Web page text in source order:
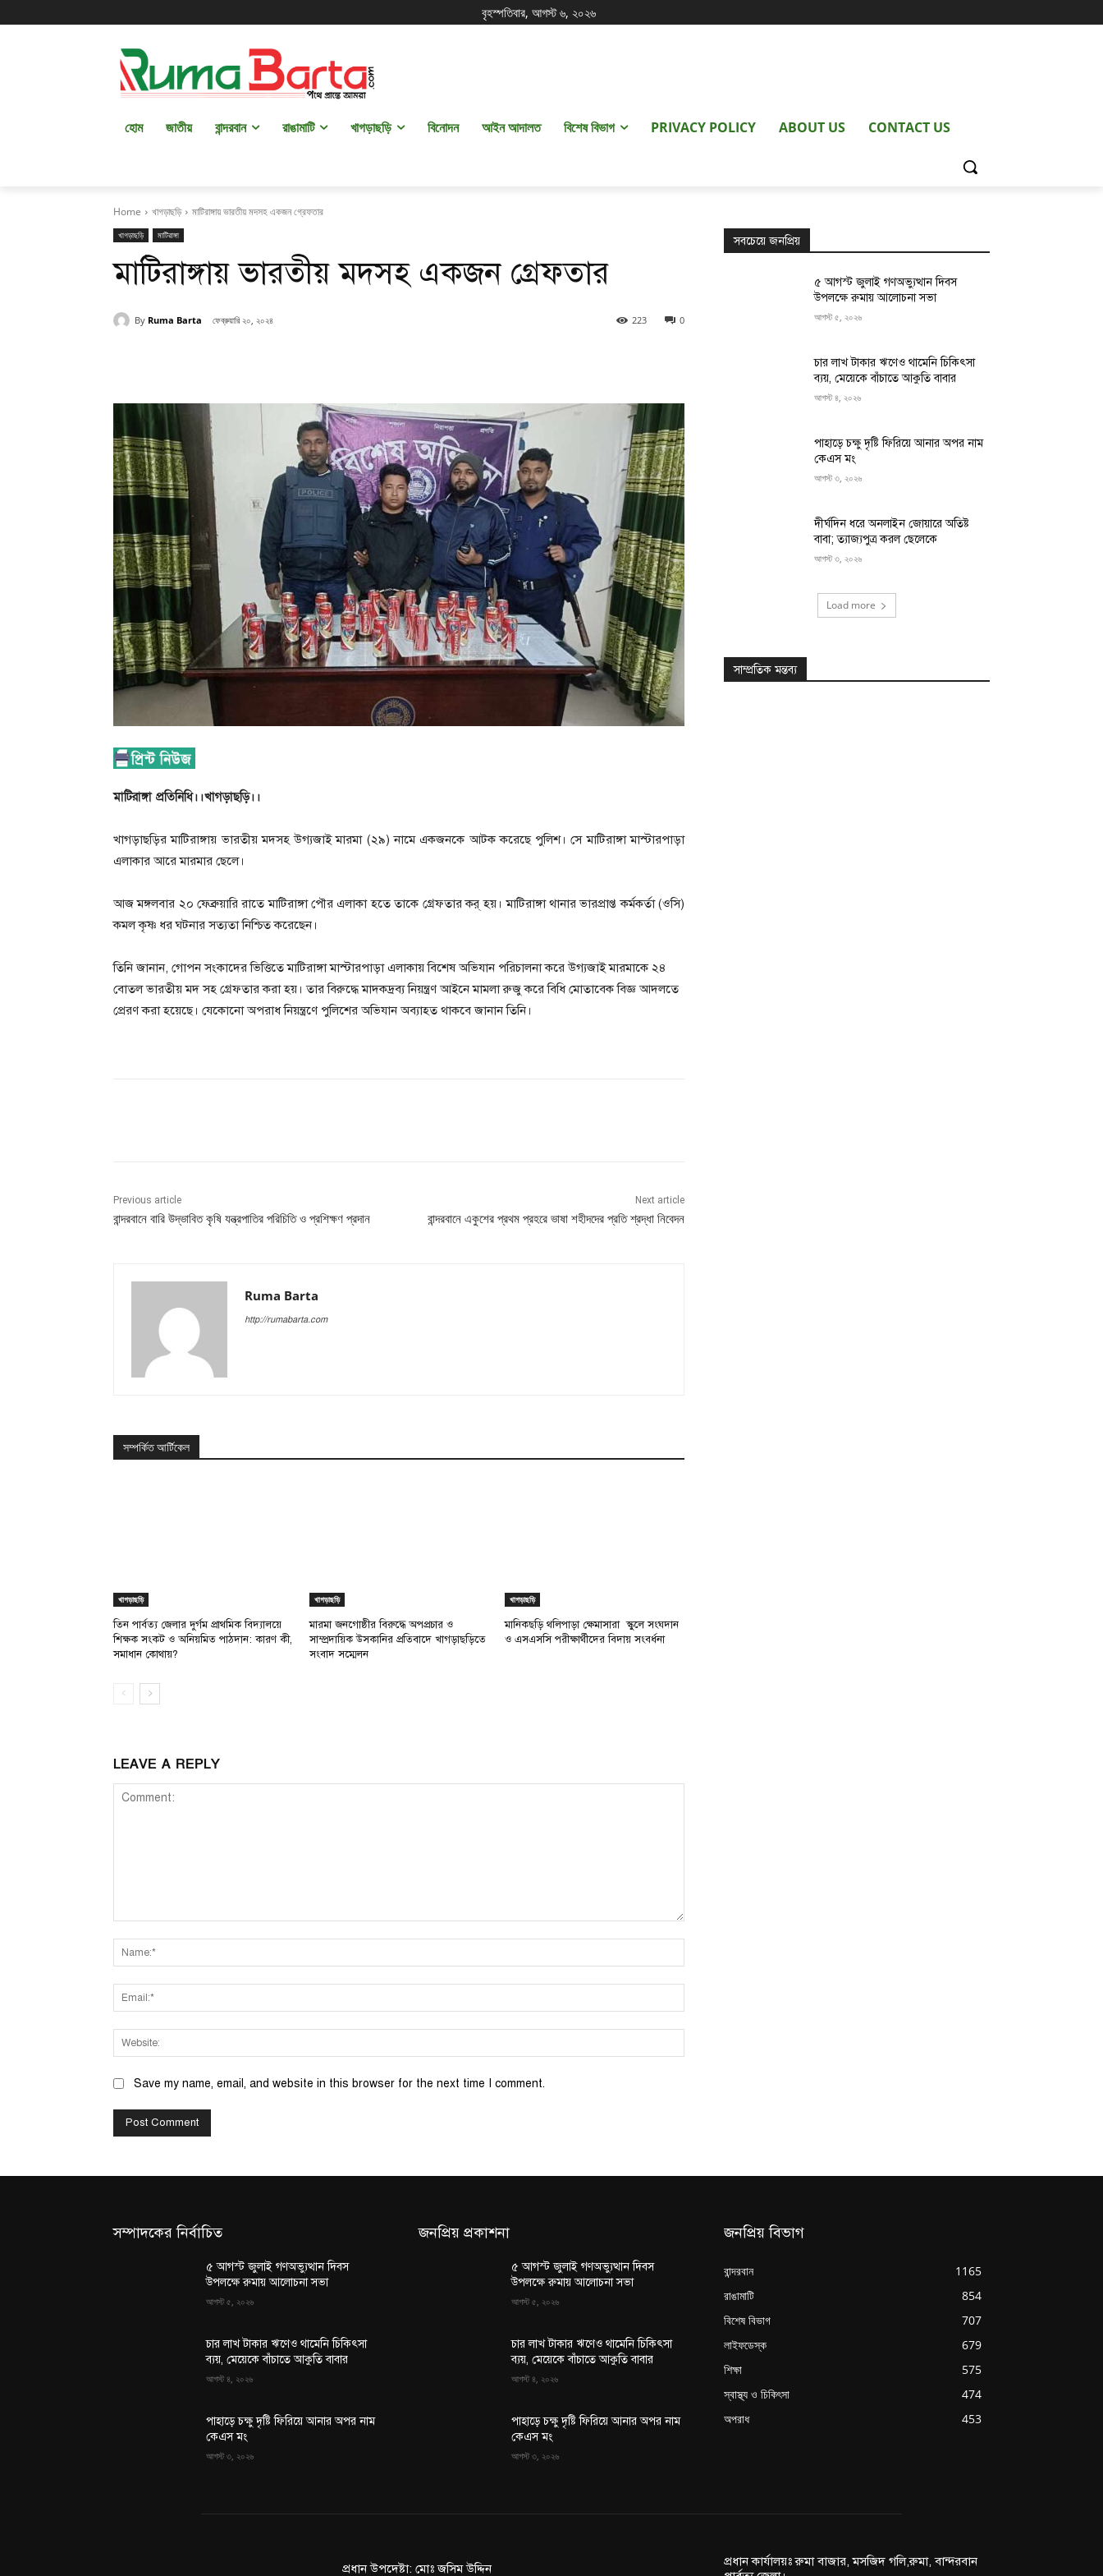
বৃহস্পতিবার, আগস্ট ৬, ২০২৬
হোম জাতীয় বান্দরবান রাঙামাটি খাগড়াছড়ি বিনোদন আইন আদালত বিশেষ বিভাগ PRIVACY POLICY ABOUT US CONTACT US
Home খাগড়াছড়ি মা‌টিরাঙ্গায় ভারতীয় মদসহ একজন গ্রেফতার
খাগড়াছড়ি মাটিরাঙ্গা
মা‌টিরাঙ্গায় ভারতীয় মদসহ একজন গ্রেফতার
By Ruma Barta ফেব্রুয়ারি ২০, ২০২৪ 0
223
মাটিরাঙ্গা প্রতিনিধি।।খাগড়াছড়ি।।
খাগড়াছড়ির মাটিরাঙ্গায় ভারতীয় মদসহ উগ্যজাই মারমা (২৯) নামে একজনকে আটক করেছে পুলিশ। সে মাটিরাঙ্গা মাস্টারপাড়া
এলাকার আরে মারমার ছেলে।
আজ মঙ্গলবার ২০ ফেব্রুয়ারি রাতে মাটিরাঙ্গা পৌর এলাকা হ‌তে তা‌কে গ্রেফতার কর্ হয়। মাটিরাঙ্গা থানার ভারপ্রাপ্ত কর্মকর্তা (ওসি)
কমল কৃষ্ণ ধর ঘটনার সত্যতা নি‌শ্চিত ক‌রেছেন।
তি‌নি জানান, গোপন সংকা‌দের ভি‌ত্তি‌তে মা‌টিরাঙ্গা মাস্টারপাড়া এলাকায় বি‌শেষ অ‌ভিযান প‌রিচালনা ক‌রে উগ্যজাই মারমাকে ২৪
বোতল ভারতীয় মদ সহ গ্রেফতার করা হয়। তার বিরু‌দ্ধে মাদকদ্রব্য নিয়ন্ত্রণ আই‌নে মামলা রুজু ক‌রে বি‌ধি মোতা‌বেক বিজ্ঞ আদল‌তে
প্রেরণ করা হ‌য়ে‌ছে। যেকোনো অপরাধ নিয়ন্ত্রণে পু‌লিশের অভিযান অব্যাহত থাকবে জানান তি‌নি।
Previous article
বান্দরবানে বারি উদ্ভাবিত কৃষি যন্ত্রপাতির পরিচিতি ও প্রশিক্ষণ প্রদান
Next article
বান্দরবানে একুশের প্রথম প্রহরে ভাষা শহীদদের প্রতি শ্রদ্ধা নিবেদন
Ruma Barta
http://rumabarta.com
সম্পর্কিত আর্টিকেল
খাগড়াছড়ি
তিন পার্বত্য জেলার দুর্গম প্রাথমিক বিদ্যালয়ে
শিক্ষক সংকট ও অনিয়মিত পাঠদান: কারণ কী,
সমাধান কোথায়?
খাগড়াছড়ি
মারমা জনগোষ্ঠীর বিরুদ্ধে অপপ্রচার ও
সাম্প্রদায়িক উসকানির প্রতিবাদে খাগড়াছড়িতে
সংবাদ সম্মেলন
খাগড়াছড়ি
মানিকছড়ি থলিপাড়া ক্ষেমাসারা স্কুলে সংঘদান
ও এসএসসি পরীক্ষার্থীদের বিদায় সংবর্ধনা
LEAVE A REPLY
Save my name, email, and website in this browser for the next time I comment.
সবচেয়ে জনপ্রিয়
৫ আগস্ট জুলাই গণঅভ্যুত্থান দিবস
উপলক্ষে রুমায় আলোচনা সভা
আগস্ট ৫, ২০২৬
চার লাখ টাকার ঋণেও থামেনি চিকিৎসা
ব্যয়, মেয়েকে বাঁচাতে আকুতি বাবার
আগস্ট ৪, ২০২৬
পাহাড়ে চক্ষু দৃষ্টি ফিরিয়ে আনার অপর নাম
কেএস মং
আগস্ট ৩, ২০২৬
দীর্ঘদিন ধরে অনলাইন জোয়ারে অতিষ্ট
বাবা; ত্যাজ্যপুত্র করল ছেলেকে
আগস্ট ৩, ২০২৬
Load more
সাম্প্রতিক মন্তব্য
সম্পাদকের নির্বাচিত
৫ আগস্ট জুলাই গণঅভ্যুত্থান দিবস
উপলক্ষে রুমায় আলোচনা সভা
আগস্ট ৫, ২০২৬
চার লাখ টাকার ঋণেও থামেনি চিকিৎসা
ব্যয়, মেয়েকে বাঁচাতে আকুতি বাবার
আগস্ট ৪, ২০২৬
পাহাড়ে চক্ষু দৃষ্টি ফিরিয়ে আনার অপর নাম
কেএস মং
আগস্ট ৩, ২০২৬
জনপ্রিয় প্রকাশনা
৫ আগস্ট জুলাই গণঅভ্যুত্থান দিবস
উপলক্ষে রুমায় আলোচনা সভা
আগস্ট ৫, ২০২৬
চার লাখ টাকার ঋণেও থামেনি চিকিৎসা
ব্যয়, মেয়েকে বাঁচাতে আকুতি বাবার
আগস্ট ৪, ২০২৬
পাহাড়ে চক্ষু দৃষ্টি ফিরিয়ে আনার অপর নাম
কেএস মং
আগস্ট ৩, ২০২৬
জনপ্রিয় বিভাগ
বান্দরবান
1165
রাঙামাটি
854
বিশেষ বিভাগ
707
লাইফডেস্ক
679
শিক্ষা
575
স্বাস্থ্য ও চিকিৎসা
474
অপরাধ
453
প্রধান উপদেষ্টা: মোঃ জসিম উদ্দিন
প্রধান কার্যালয়ঃ রুমা বাজার, মসজিদ গলি,রুমা, বান্দরবান